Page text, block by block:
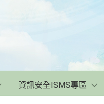
資訊安全ISMS專區